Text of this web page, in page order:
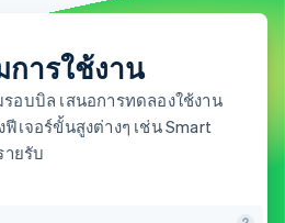
Pipeline
าร การเดินทาง
วามบันเทิง
ม่แสวงผลกำไร
ฉพาะทาง
ปลีก
มต่อการทำงาน
องนักพัฒนา
API
นพาร์ทเนอร์
การใช้งาน
รอบบิล เสนอการทดลองใช้งาน
เจอร์ขั้นสูงต่างๆ เช่น Smart
ยรับ